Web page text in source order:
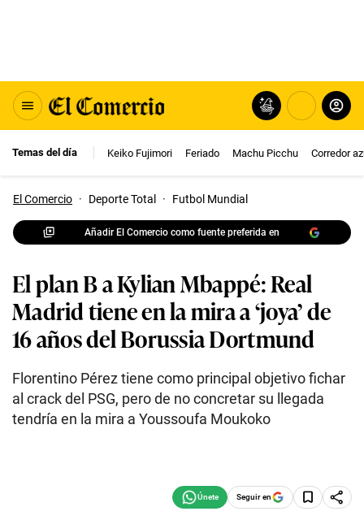
Temas del día Keiko Fujimori Feriado Machu Picchu Corredor
El Comercio · Deporte Total · Futbol Mundial
Añadir El Comercio como fuente preferida en
El plan B a Kylian Mbappé: Real
Madrid tiene en la mira a ‘joya’ de
16 años del Borussia Dortmund
Florentino Pérez tiene como principal objetivo fichar
al crack del PSG, pero de no concretar su llegada
tendría en la mira a Youssoufa Moukoko
Seguir en